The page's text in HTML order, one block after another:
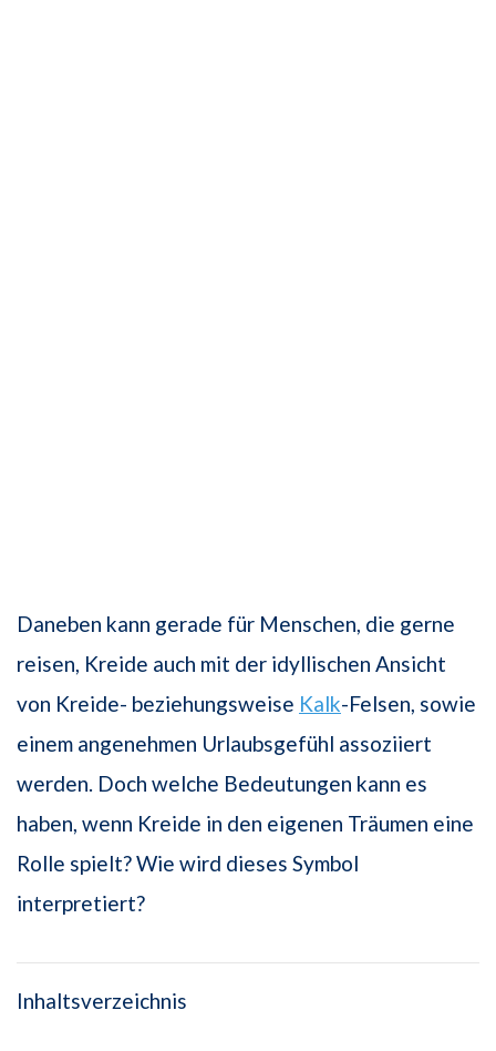
Daneben kann gerade für Menschen, die gerne
reisen, Kreide auch mit der idyllischen Ansicht
von Kreide- beziehungsweise Kalk-Felsen, sowie
einem angenehmen Urlaubsgefühl assoziiert
werden. Doch welche Bedeutungen kann es
haben, wenn Kreide in den eigenen Träumen eine
Rolle spielt? Wie wird dieses Symbol
interpretiert?
Inhaltsverzeichnis